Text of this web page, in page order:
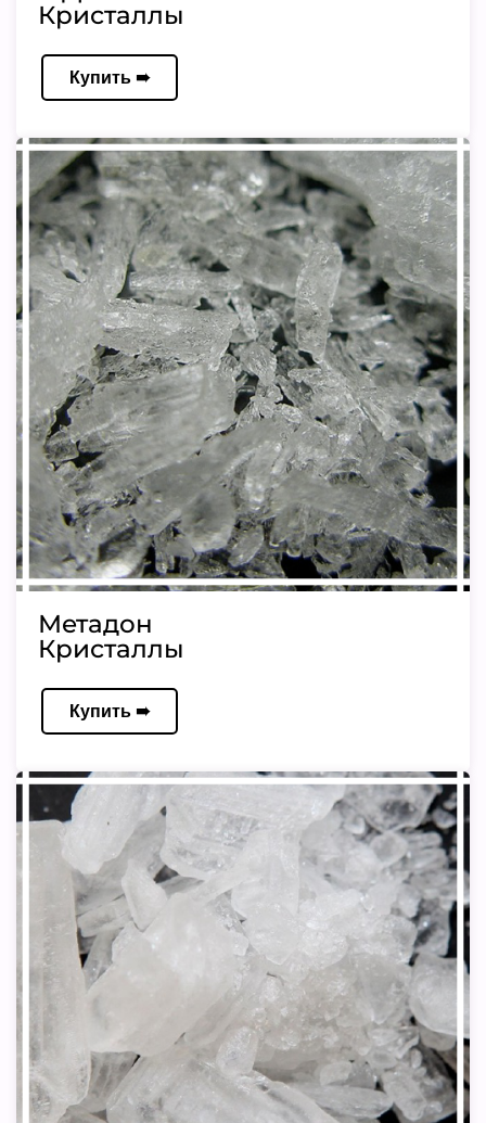
Кристаллы
Купить ➠
Метадон
Кристаллы
Купить ➠